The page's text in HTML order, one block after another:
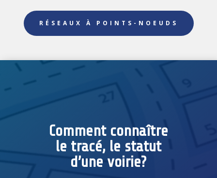
RÉSEAUX À POINTS-NOEUDS
Comment connaître
le tracé, le statut
d’une voirie?